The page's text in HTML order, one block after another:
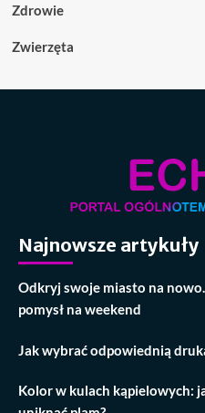
Zdrowie
Zwierzęta
Najnowsze artykuły
Odkryj swoje miasto na
pomysł na weekend
Jak wybrać odpowiednią
Kolor w kulach kąpielowych: